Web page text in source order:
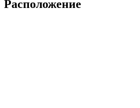
Расположение